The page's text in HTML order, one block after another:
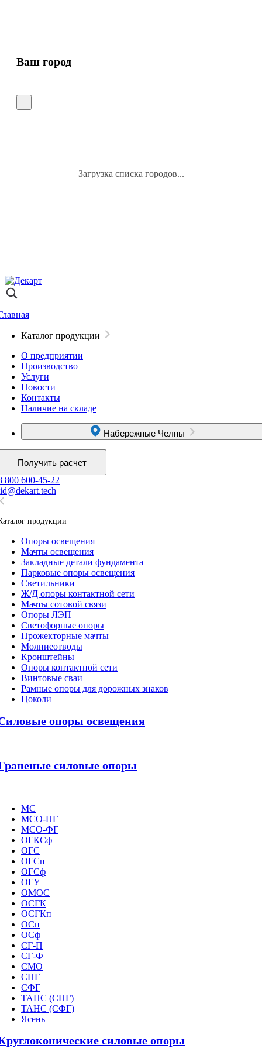
Ваш город
Загрузка списка городов...
Каталог продукции
О предприятии
Производство
Услуги
Новости
Контакты
Наличие на складе
Набережные Челны
Получить расчет
800 600-45-22
продукции
Oпоры oсвeщения
Мачты освещения
Закладные детали фундамента
Парковые опоры освещения
Светильники
Ж/Д опоры контактной сети
Мачты сотовой связи
Опоры ЛЭП
Светофорные опоры
Прожекторные мачты
Молниеотводы
Кронштейны
Опоры контактной сети
Винтовые сваи
Рамные опоры для дорожных знаков
Цоколи
опоры освещения
силовые опоры
МС
МСО-ПГ
МСО-ФГ
ОГКСф
ОГС
ОГСп
ОГСф
ОГУ
ОМОС
ОСГК
ОСГКп
ОСп
ОСф
СГ-П
СГ-Ф
СМО
СПГ
СФГ
ТАНС (СПГ)
ТАНС (СФГ)
Ясень
силовые опоры